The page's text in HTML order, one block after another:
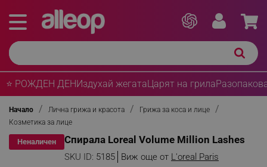
⭐ РОЖДЕН ДЕНИздухай жегатаЦарят на грила
Начало Лична грижа и красота
Грижа за коса и лице
Козметика за лице
Неналичен Спирала Loreal Volume Million Lashes
SKU ID: 5185 Виж още от L'oreal Paris